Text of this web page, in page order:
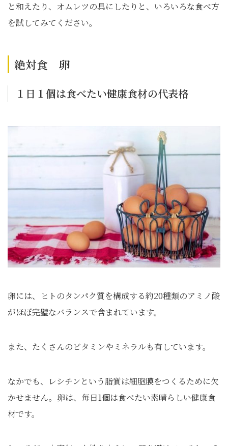
と和えたり、オムレツの具にしたりと、いろいろな食べ方
を試してみてください。
絶対食 卵
１日１個は食べたい健康食材の代表格
卵には、ヒトのタンパク質を構成する約20種類のアミノ酸
がほぼ完璧なバランスで含まれています。
また、たくさんのビタミンやミネラルも有しています。
なかでも、レシチンという脂質は細胞膜をつくるために欠
かせません。卵は、毎日1個は食べたい素晴らしい健康食
材です。